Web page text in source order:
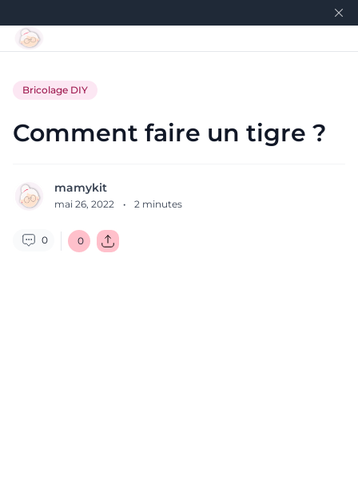
Bricolage DIY
Comment faire un tigre ?
mamykit
mai 26, 2022 · 2 minutes
0 0